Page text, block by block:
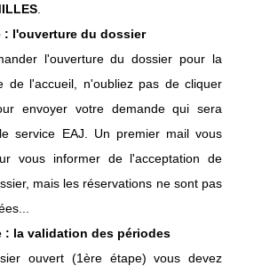
: l'ouverture du dossier
l'ouverture du dossier pour la
de l'accueil, n'oubliez pas de cliquer
envoyer votre demande qui sera
service EAJ. Un premier mail vous
vous informer de l'acceptation de
mais les réservations ne sont pas
: la validation des périodes
ouvert (1ère étape) vous devez